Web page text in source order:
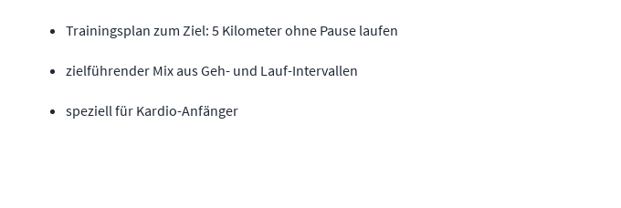
Trainingsplan zum Ziel: 5 Kilometer ohne Pause laufen
zielführender Mix aus Geh- und Lauf-Intervallen
speziell für Kardio-Anfänger